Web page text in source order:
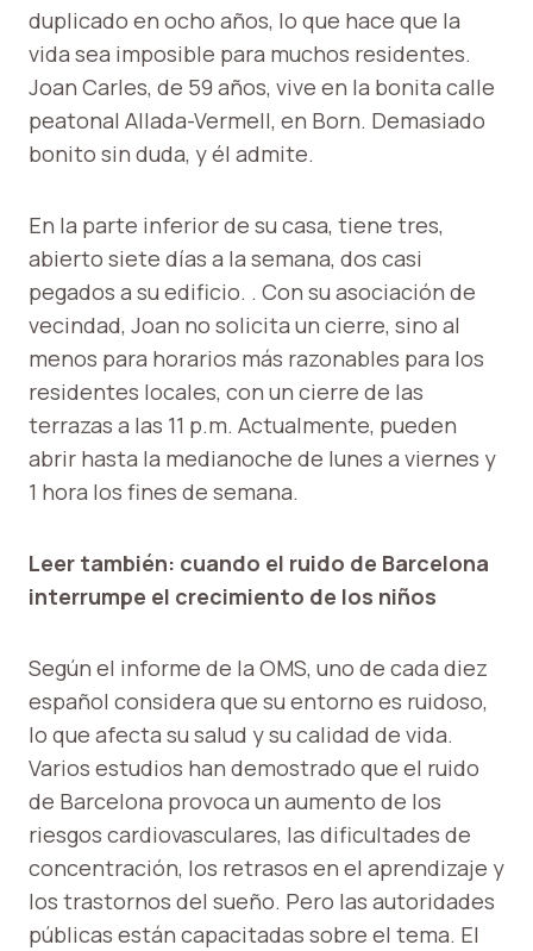
duplicado en ocho años, lo que hace que la
vida sea imposible para muchos residentes.
Joan Carles, de 59 años, vive en la bonita calle
peatonal Allada-Vermell, en Born. Demasiado
bonito sin duda, y él admite.
En la parte inferior de su casa, tiene tres,
abierto siete días a la semana, dos casi
pegados a su edificio. . Con su asociación de
vecindad, Joan no solicita un cierre, sino al
menos para horarios más razonables para los
residentes locales, con un cierre de las
terrazas a las 11 p.m. Actualmente, pueden
abrir hasta la medianoche de lunes a viernes y
1 hora los fines de semana.
Leer también: cuando el ruido de Barcelona
interrumpe el crecimiento de los niños
Según el informe de la OMS, uno de cada diez
español considera que su entorno es ruidoso,
lo que afecta su salud y su calidad de vida.
Varios estudios han demostrado que el ruido
de Barcelona provoca un aumento de los
riesgos cardiovasculares, las dificultades de
concentración, los retrasos en el aprendizaje y
los trastornos del sueño. Pero las autoridades
públicas están capacitadas sobre el tema. El